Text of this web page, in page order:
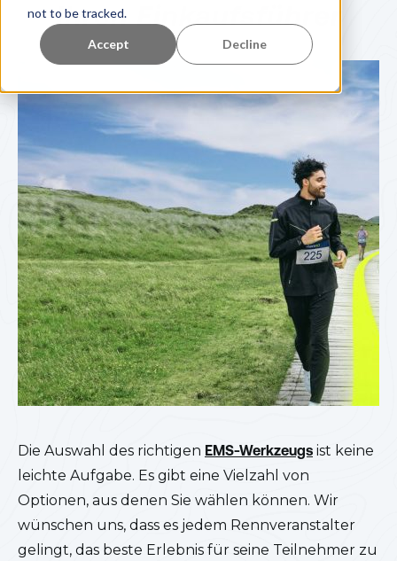
not to be tracked.
Accept Decline
Ihren Einkaufsführer
Die Auswahl des richtigen EMS-Werkzeugs ist keine
leichte Aufgabe. Es gibt eine Vielzahl von
Optionen, aus denen Sie wählen können. Wir
wünschen uns, dass es jedem Rennveranstalter
gelingt, das beste Erlebnis für seine Teilnehmer zu